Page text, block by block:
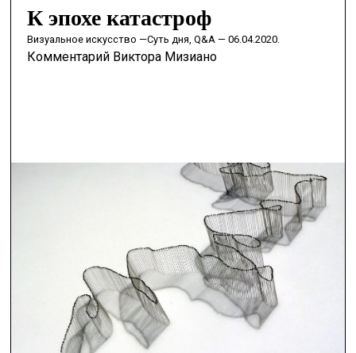
К эпохе катастроф
визуальное искусство —Суть дня, Q&A — 06.04.2020.
Комментарий Виктора Мизиано